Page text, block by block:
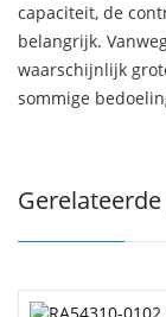
capaciteit, de
belangrijk.
waarschijnlijk
sommige